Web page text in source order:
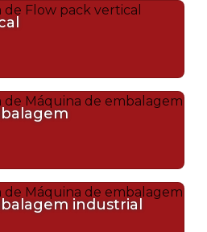
industrial